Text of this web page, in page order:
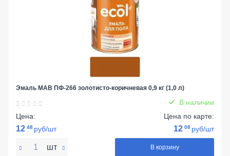
Эмаль МАВ ПФ-266 золотисто-коричневая 0,9 кг (1,0 л)
В наличии
Цена:
12 48 руб/шт
Цена по карте:
12 08 руб/шт
шт В корзину